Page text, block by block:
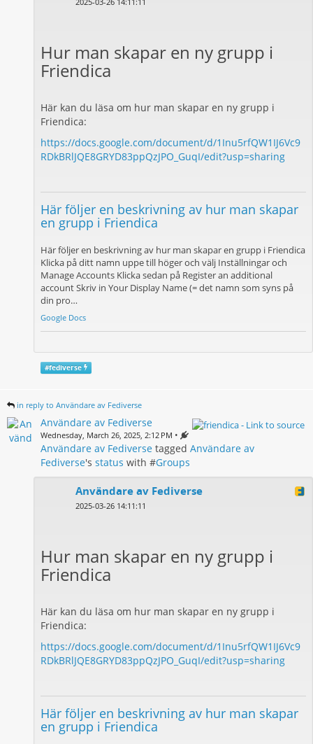
Hur man skapar en ny grupp i
Friendica
Här kan du läsa om hur man skapar en ny grupp i
Friendica:
https://docs.google.com/document/d/1Inu5rfQW1IJ6Vc9
RDkBRlJQE8GRYD83ppQzJPO_GuqI/edit?usp=sharing
Här följer en beskrivning av hur man skapar
en grupp i Friendica
Här följer en beskrivning av hur man skapar en grupp i Friendica
Klicka på ditt namn uppe till höger och välj Inställningar och
Manage Accounts Klicka sedan på Register an additional
account Skriv in Your Display Name (= det namn som syns på
din pro…
Google Docs
#fediverse
in reply to Användare av Fediverse
Användare av Fediverse
Wednesday, March 26, 2025, 2:12 PM •
Användare av Fediverse tagged Användare av
Fediverse's status with #Groups
Användare av Fediverse
2025-03-26 14:11:11
Hur man skapar en ny grupp i
Friendica
Här kan du läsa om hur man skapar en ny grupp i
Friendica:
https://docs.google.com/document/d/1Inu5rfQW1IJ6Vc9
RDkBRlJQE8GRYD83ppQzJPO_GuqI/edit?usp=sharing
Här följer en beskrivning av hur man skapar
en grupp i Friendica